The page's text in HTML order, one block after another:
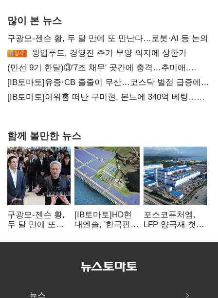
많이 본 뉴스
구광모-젠슨 황, 두 달 만에 또 만난다…로봇·AI 등 논의
윙입푸드, 경영진 주가 부양 의지에 상한가
(민선 9기 한달)③'7조 채무' 곳간에 충격…추미애,
20년만에 '비상재정' 선언 승부수
[IB토마토]유증·CB 줄줄이 무산…코스닥 벌점 급증에
상폐 압박
[IB토마토]아워홈 떠난 구미현, 본느에 340억 베팅…
함께 볼만한 뉴스
구광모-젠슨 황,
두 달 만에 또
등 논의
[IB토마토]HD현
대엔솔, '한국판
세액공제 선택이
포스코퓨처엠,
LFP 양극재 첫
ESS 시장 공략
뉴스